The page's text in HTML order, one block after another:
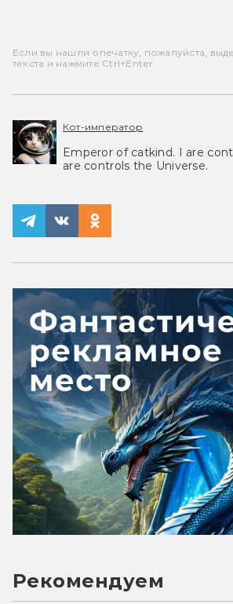
Если вы нашли опечатку, пожалуйста,
текста и нажмите Ctrl+Enter.
Кот-император
Emperor of catkind. I are
are controls the Universe.
Рекомендуем